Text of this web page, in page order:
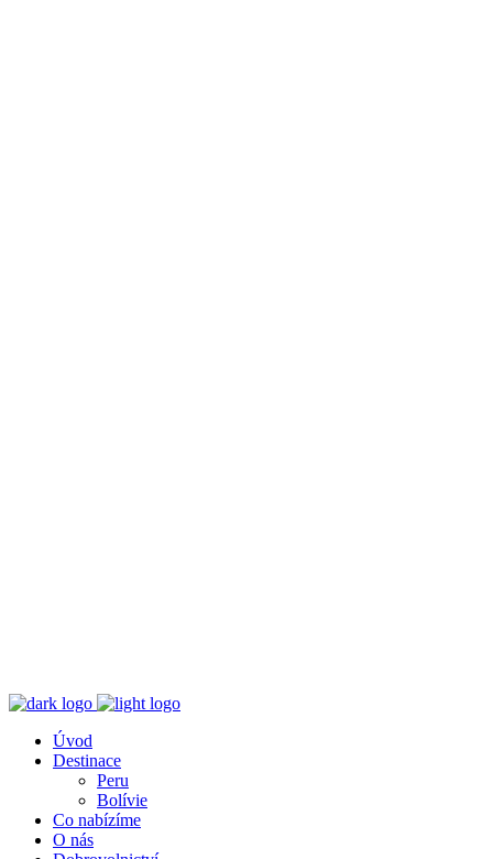
Úvod
Destinace
Peru
Bolívie
Co nabízíme
O nás